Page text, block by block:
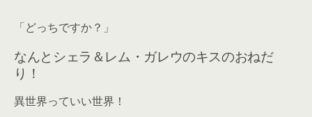
「どっちですか？」
なんとシェラ＆レム・ガレウのキスのおねだ
り！
異世界っていい世界！